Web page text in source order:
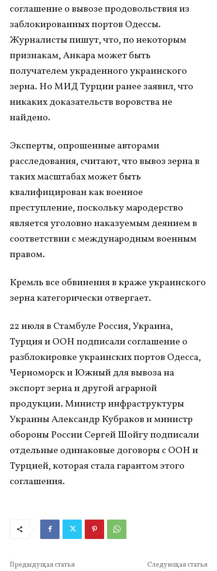
соглашение о вывозе продовольствия из
заблокированных портов Одессы.
Журналисты пишут, что, по некоторым
признакам, Анкара может быть
получателем украденного украинского
зерна. Но МИД Турции ранее заявил, что
никаких доказательств воровства не
найдено.
Эксперты, опрошенные авторами
расследования, считают, что вывоз зерна в
таких масштабах может быть
квалифицирован как военное
преступление, поскольку мародерство
является уголовно наказуемым деянием в
соответствии с международным военным
правом.
Кремль все обвинения в краже украинского
зерна категорически отвергает.
22 июля в Стамбуле Россия, Украина,
Турция и ООН подписали соглашение о
разблокировке украинских портов Одесса,
Черноморск и Южный для вывоза на
экспорт зерна и другой аграрной
продукции. Министр инфраструктуры
Украины Александр Кубраков и министр
обороны России Сергей Шойгу подписали
отдельные одинаковые договоры с ООН и
Турцией, которая стала гарантом этого
соглашения.
Предыдущая статья Следующая статья